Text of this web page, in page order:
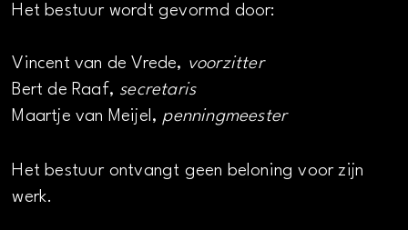
Het bestuur wordt gevormd door:
Vincent van de Vrede, voorzitter
Bert de Raaf, secretaris
Maartje van Meijel, penningmeester
Het bestuur ontvangt geen beloning voor zijn
werk.